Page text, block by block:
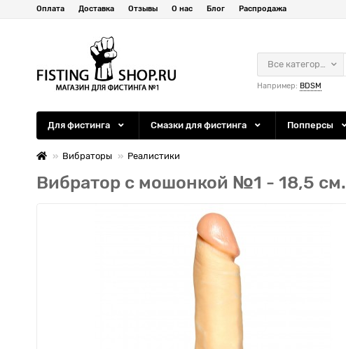
Оплата Доставка Отзывы О нас Блог Распродажа
Все категории
Например: BDSM
Для фистинга Смазки для фистинга Попперсы
Вибраторы Реалистики
Вибратор с мошонкой №1 - 18,5 см.